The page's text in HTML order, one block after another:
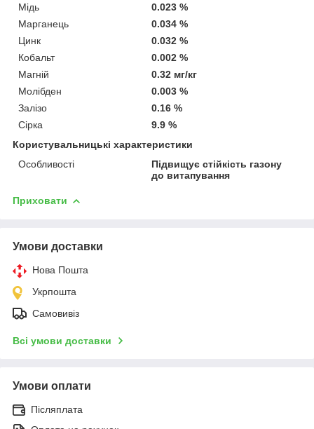
Мідь
0.023 %
Марганець
0.034 %
Цинк
0.032 %
Кобальт
0.002 %
Магній
0.32 мг/кг
Молібден
0.003 %
Залізо
0.16 %
Сірка
9.9 %
Користувальницькі характеристики
Особливості
Підвищує стійкість газону
до витапування
Приховати
Умови доставки
Нова Пошта
Укрпошта
Самовивіз
Всі умови доставки
Умови оплати
Післяплата